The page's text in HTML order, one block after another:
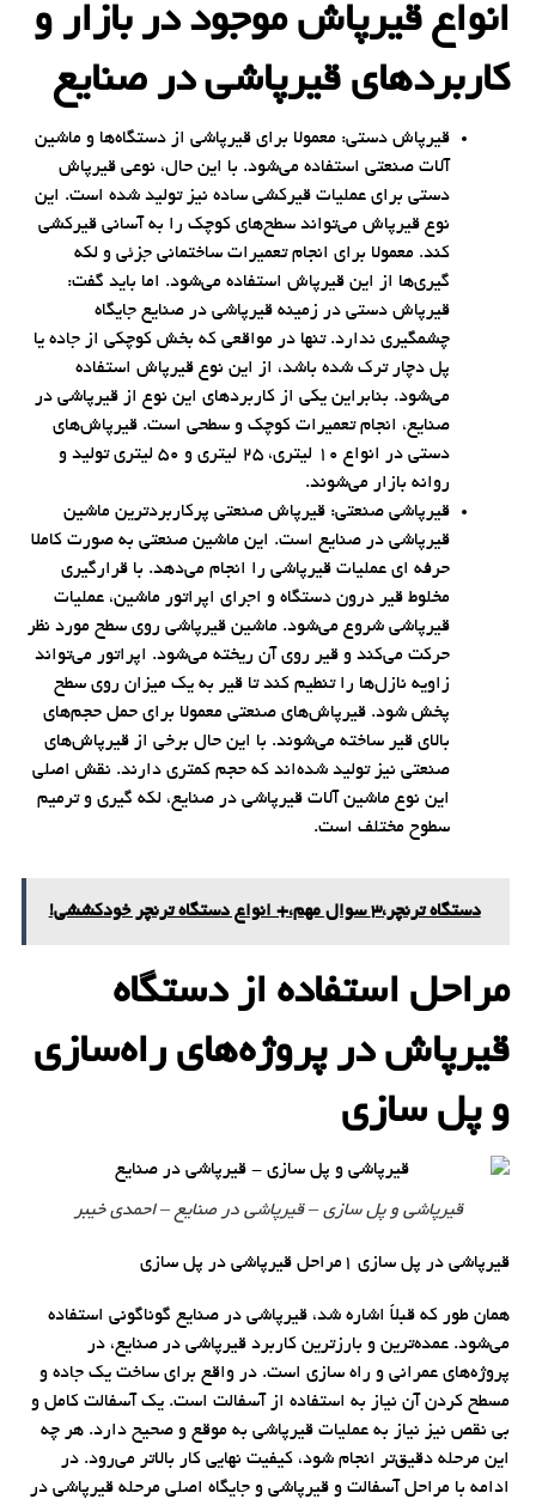
انواع قیرپاش موجود در بازار و
کاربردهای قیرپاشی در صنایع
قیرپاش دستی: معمولا برای قیرپاشی از دستگاه‌ها و ماشین
آلات صنعتی استفاده می‌شود. با این حال، نوعی قیرپاش
دستی برای عملیات قیرکشی ساده نیز تولید شده است. این
نوع قیرپاش می‌تواند سطح‌های کوچک را به آسانی قیرکشی
کند. معمولا برای انجام تعمیرات ساختمانی جزئی و لکه
گیری‌ها از این قیرپاش استفاده می‌شود. اما باید گفت:
قیرپاش دستی در زمینه قیرپاشی در صنایع جایگاه
چشمگیری ندارد. تنها در مواقعی که بخش کوچکی از جاده یا
پل دچار ترک شده باشد، از این نوع قیرپاش استفاده
می‌شود. بنابراین یکی از کاربردهای این نوع از قیرپاشی در
صنایع، انجام تعمیرات کوچک و سطحی است. قیرپاش‌های
دستی در انواع 10 لیتری، 25 لیتری و 50 لیتری تولید و
روانه بازار می‌شوند.
قیرپاشی صنعتی: قیرپاش صنعتی پرکاربردترین ماشین
قیرپاشی در صنایع است. این ماشین صنعتی به صورت کاملا
حرفه ای عملیات قیرپاشی را انجام می‌دهد. با قرارگیری
مخلوط قیر درون دستگاه و اجرای اپراتور ماشین، عملیات
قیرپاشی شروع می‌شود. ماشین قیرپاشی روی سطح مورد نظر
حرکت می‌کند و قیر روی آن ریخته می‌شود. اپراتور می‌تواند
زاویه نازل‌ها را تنطیم کند تا قیر به یک میزان روی سطح
پخش شود. قیرپاش‌های صنعتی معمولا برای حمل حجم‌های
بالای قیر ساخته می‌شوند. با این حال برخی از قیرپاش‌های
صنعتی نیز تولید شده‌اند که حجم کمتری دارند. نقش اصلی
این نوع ماشین آلات قیرپاشی در صنایع، لکه گیری و ترمیم
سطوح مختلف است.
دستگاه ترنچر،3 سوال مهم،+ انواع دستگاه ترنچر خودکششی!
مراحل استفاده از دستگاه
قیرپاش در پروژه‌های راه‌سازی
و پل سازی
قیرپاشی و پل سازی – قیرپاشی در صنایع – احمدی خیبر
قیرپاشی در پل سازی 1مراحل قیرپاشی در پل سازی
همان طور که قبلاً اشاره شد، قیرپاشی در صنایع گوناگونی استفاده
می‌شود. عمده‌ترین و بارزترین کاربرد قیرپاشی در صنایع، در
پروژه‌های عمرانی و راه‌ سازی است. در واقع برای ساخت یک جاده و
مسطح کردن آن نیاز به استفاده از آسفالت است. یک آسفالت کامل و
بی نقص نیز نیاز به عملیات قیرپاشی به موقع و صحیح دارد. هر چه
این مرحله دقیق‌تر انجام شود، کیفیت نهایی کار بالاتر می‌رود. در
ادامه با مراحل آسفالت و قیرپاشی و جایگاه اصلی مرحله قیرپاشی در